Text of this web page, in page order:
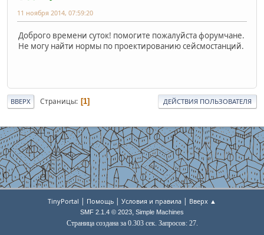
11 ноября 2014, 07:59:20
Доброго времени суток! помогите пожалуйста форумчане.
Не могу найти нормы по проектированию сейсмостанций.
ВВЕРХ Страницы 1 ДЕЙСТВИЯ ПОЛЬЗОВАТЕЛЯ
TinyPortal | Помощь | Условия и правила | Вверх ▲
SMF 2.1.4 © 2023, Simple Machines
Страница создана за 0.303 сек. Запросов: 27.